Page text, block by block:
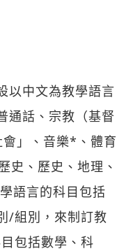
以中文為教學語言
通話、宗教（基督
」、音樂*、體育
史、歷史、地理、
語言的科目包括
/組別，來制訂教
包括數學、科